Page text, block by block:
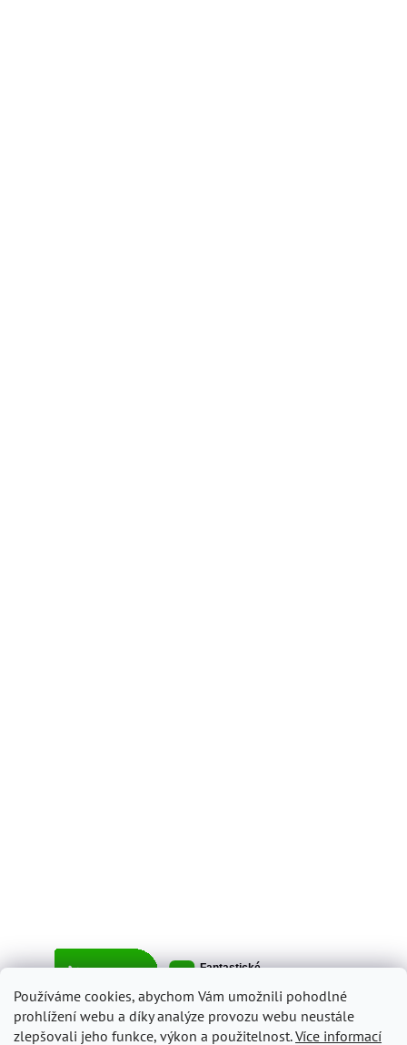
Používáme cookies, abychom Vám umožnili pohodlné
prohlížení webu a díky analýze provozu webu neustále
zlepšovali jeho funkce, výkon a použitelnost.Více informací